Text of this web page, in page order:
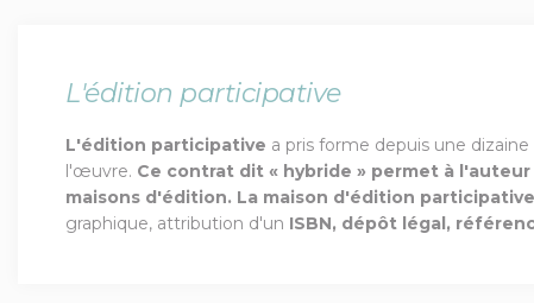
L'édition participative
L'édition participative a pris forme depuis une
l'œuvre. Ce contrat dit « hybride » permet à
maisons d'édition. La maison d'édition
graphique, attribution d'un ISBN, dépôt légal,